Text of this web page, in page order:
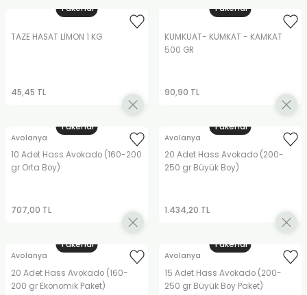
Tükendi
TAZE HASAT LİMON 1 KG
45,45 TL
Tükendi
KUMKUAT- KUMKAT - KAMKAT
500 GR
90,90 TL
Tükendi
Avolanya
10 Adet Hass Avokado (160-200
gr Orta Boy)
707,00 TL
Tükendi
Avolanya
20 Adet Hass Avokado (200-
250 gr Büyük Boy)
1.434,20 TL
Tükendi
Avolanya
20 Adet Hass Avokado (160-
200 gr Ekonomik Paket)
Tükendi
Avolanya
15 Adet Hass Avokado (200-
250 gr Büyük Boy Paket)